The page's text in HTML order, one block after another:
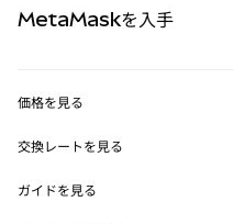
RWA
MetaMask Connect
Snaps
MetaMaskを入手
セキュリティ
価格を見る
イーサリアムの価格
Solanaの価格
交換レートを見る
ETH→USD
ガイドを見る